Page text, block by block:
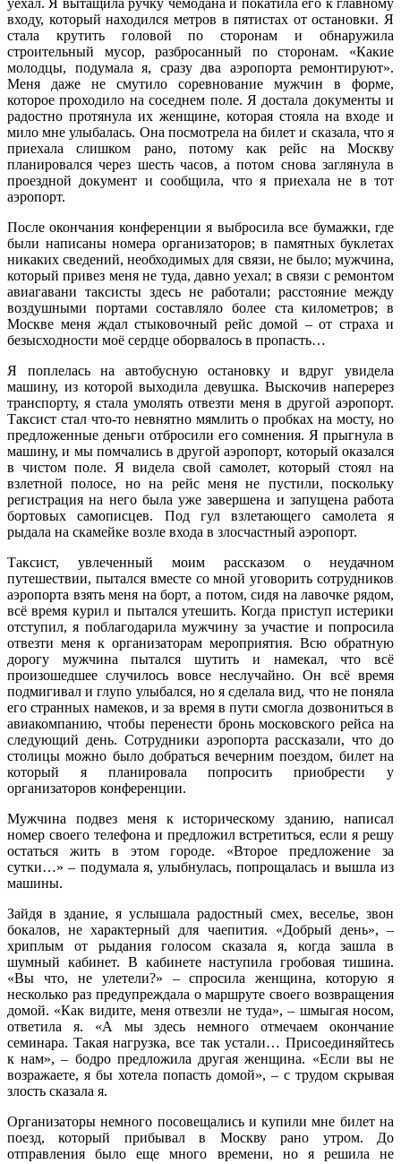
входу, который находился метров в пятистах от остановки. Я
стала крутить головой по сторонам и обнаружила
строительный мусор, разбросанный по сторонам. «Какие
молодцы, подумала я, сразу два аэропорта ремонтируют».
Меня даже не смутило соревнование мужчин в форме,
которое проходило на соседнем поле. Я достала документы и
радостно протянула их женщине, которая стояла на входе и
мило мне улыбалась. Она посмотрела на билет и сказала, что я
приехала слишком рано, потому как рейс на Москву
планировался через шесть часов, а потом снова заглянула в
проездной документ и сообщила, что я приехала не в тот
аэропорт.
После окончания конференции я выбросила все бумажки, где
были написаны номера организаторов; в памятных буклетах
никаких сведений, необходимых для связи, не было; мужчина,
который привез меня не туда, давно уехал; в связи с ремонтом
авиагавани таксисты здесь не работали; расстояние между
воздушными портами составляло более ста километров; в
Москве меня ждал стыковочный рейс домой – от страха и
безысходности моё сердце оборвалось в пропасть…
Я поплелась на автобусную остановку и вдруг увидела
машину, из которой выходила девушка. Выскочив наперерез
транспорту, я стала умолять отвезти меня в другой аэропорт.
Таксист стал что-то невнятно мямлить о пробках на мосту, но
предложенные деньги отбросили его сомнения. Я прыгнула в
машину, и мы помчались в другой аэропорт, который оказался
в чистом поле. Я видела свой самолет, который стоял на
взлетной полосе, но на рейс меня не пустили, поскольку
регистрация на него была уже завершена и запущена работа
бортовых самописцев. Под гул взлетающего самолета я
рыдала на скамейке возле входа в злосчастный аэропорт.
Таксист, увлеченный моим рассказом о неудачном
путешествии, пытался вместе со мной уговорить сотрудников
аэропорта взять меня на борт, а потом, сидя на лавочке рядом,
всё время курил и пытался утешить. Когда приступ истерики
отступил, я поблагодарила мужчину за участие и попросила
отвезти меня к организаторам мероприятия. Всю обратную
дорогу мужчина пытался шутить и намекал, что всё
произошедшее случилось вовсе неслучайно. Он всё время
подмигивал и глупо улыбался, но я сделала вид, что не поняла
его странных намеков, и за время в пути смогла дозвониться в
авиакомпанию, чтобы перенести бронь московского рейса на
следующий день. Сотрудники аэропорта рассказали, что до
столицы можно было добраться вечерним поездом, билет на
который я планировала попросить приобрести у
организаторов конференции.
Мужчина подвез меня к историческому зданию, написал
номер своего телефона и предложил встретиться, если я решу
остаться жить в этом городе. «Второе предложение за
сутки…» – подумала я, улыбнулась, попрощалась и вышла из
машины.
Зайдя в здание, я услышала радостный смех, веселье, звон
бокалов, не характерный для чаепития. «Добрый день», –
хриплым от рыдания голосом сказала я, когда зашла в
шумный кабинет. В кабинете наступила гробовая тишина.
«Вы что, не улетели?» – спросила женщина, которую я
несколько раз предупреждала о маршруте своего возвращения
домой. «Как видите, меня отвезли не туда», – шмыгая носом,
ответила я. «А мы здесь немного отмечаем окончание
семинара. Такая нагрузка, все так устали… Присоединяйтесь
к нам», – бодро предложила другая женщина. «Если вы не
возражаете, я бы хотела попасть домой», – с трудом скрывая
злость сказала я.
Организаторы немного посовещались и купили мне билет на
поезд, который прибывал в Москву рано утром. До
отправления было еще много времени, но я решила не